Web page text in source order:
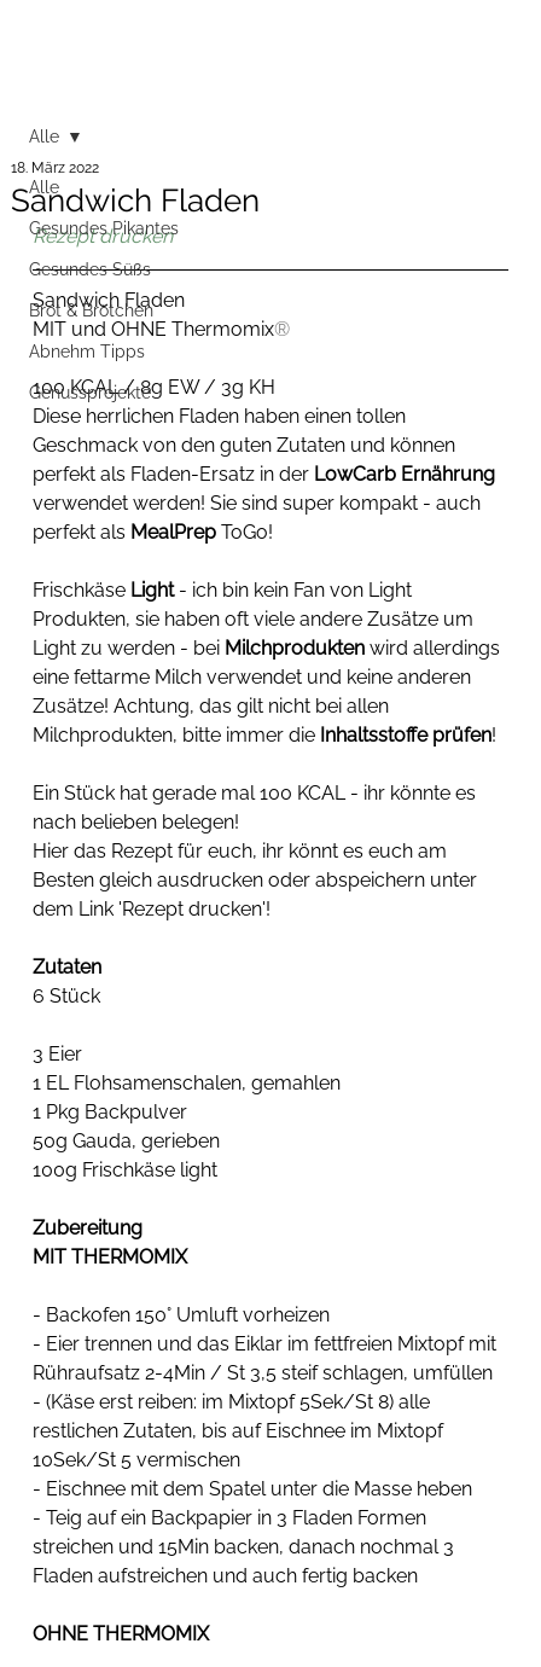
Alle
Gesundes Pikantes
Gesundes Süßs
Brot & Brötchen
Abnehm Tipps
Genussprojekte
Alle
Sandwich Fladen
18. März 2022
Rezept drucken
Sandwich Fladen
MIT und OHNE Thermomix®
100 KCAL / 8g EW / 3g KH
Diese herrlichen Fladen haben einen tollen
Geschmack von den guten Zutaten und können
perfekt als Fladen-Ersatz in der LowCarb Ernährung
verwendet werden! Sie sind super kompakt - auch
perfekt als MealPrep ToGo!
Frischkäse Light - ich bin kein Fan von Light
Produkten, sie haben oft viele andere Zusätze um
Light zu werden - bei Milchprodukten wird allerdings
eine fettarme Milch verwendet und keine anderen
Zusätze! Achtung, das gilt nicht bei allen
Milchprodukten, bitte immer die Inhaltsstoffe prüfen!
Ein Stück hat gerade mal 100 KCAL - ihr könnte es
nach belieben belegen!
Hier das Rezept für euch, ihr könnt es euch am
Besten gleich ausdrucken oder abspeichern unter
dem Link 'Rezept drucken'!
Zutaten
6 Stück
3 Eier
1 EL Flohsamenschalen, gemahlen
1 Pkg Backpulver
50g Gauda, gerieben
100g Frischkäse light
Zubereitung
MIT THERMOMIX
- Backofen 150° Umluft vorheizen
- Eier trennen und das Eiklar im fettfreien Mixtopf mit
Rühraufsatz 2-4Min / St 3,5 steif schlagen, umfüllen
- (Käse erst reiben: im Mixtopf 5Sek/St 8) alle
restlichen Zutaten, bis auf Eischnee im Mixtopf
10Sek/St 5 vermischen
- Eischnee mit dem Spatel unter die Masse heben
- Teig auf ein Backpapier in 3 Fladen Formen
streichen und 15Min backen, danach nochmal 3
Fladen aufstreichen und auch fertig backen
OHNE THERMOMIX